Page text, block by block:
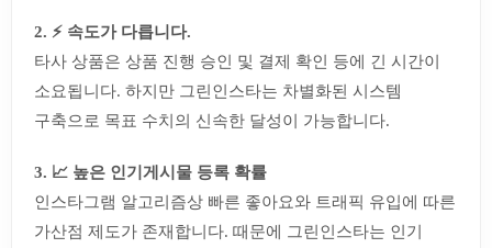
2. ⚡ 속도가 다릅니다.
타사 상품은 상품 진행 승인 및 결제 확인 등에 긴 시간이
소요됩니다. 하지만 그린인스타는 차별화된 시스템
구축으로 목표 수치의 신속한 달성이 가능합니다.
3. 📈 높은 인기게시물 등록 확률
인스타그램 알고리즘상 빠른 좋아요와 트래픽 유입에 따른
가산점 제도가 존재합니다. 때문에 그린인스타는 인기